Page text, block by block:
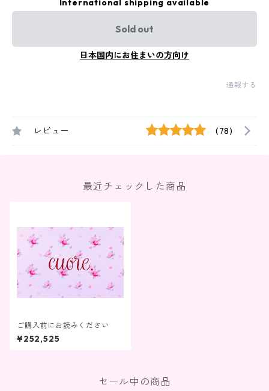
International shipping available
Sold out
日本国内にお住まいの方向け
通報する
レビュー (78)
最近チェックした商品
ご購入前にお読みください
¥252,525
セール中の商品